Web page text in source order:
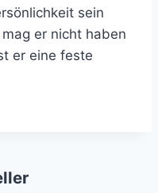
sein
er nicht haben
er eine feste